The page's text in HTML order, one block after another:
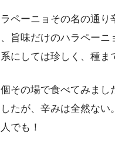
ペーニョその名の通り
旨味だけのハラペーニ
にしては珍しく、種ま
その場で食べてみまし
たが、辛みは全然ない
でも！